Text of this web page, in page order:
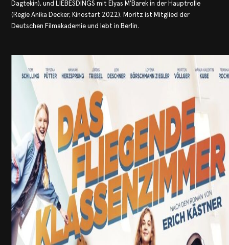
Dagtekin), und LIEBESDINGS mit Elyas M'Barek in der Hauptrolle
(Regie Anika Decker, Kinostart 2022). Moritz ist Mitglied der
Deutschen Filmakademie und lebt in Berlin.